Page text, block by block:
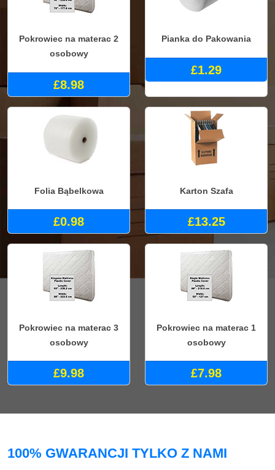
Pokrowiec na materac 2
osobowy
£8.98
Pianka do Pakowania
£1.29
Folia Bąbelkowa
£0.98
Karton Szafa
£13.25
Pokrowiec na materac 3
osobowy
£9.98
Pokrowiec na materac 1
osobowy
£7.98
100% GWARANCJI TYLKO Z NAMI